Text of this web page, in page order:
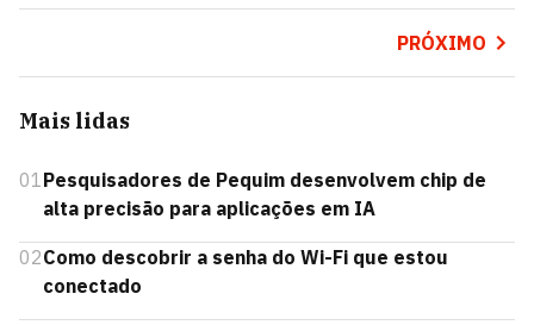
PRÓXIMO
Mais lidas
01Pesquisadores de Pequim desenvolvem chip de
alta precisão para aplicações em IA
02Como descobrir a senha do Wi-Fi que estou
conectado